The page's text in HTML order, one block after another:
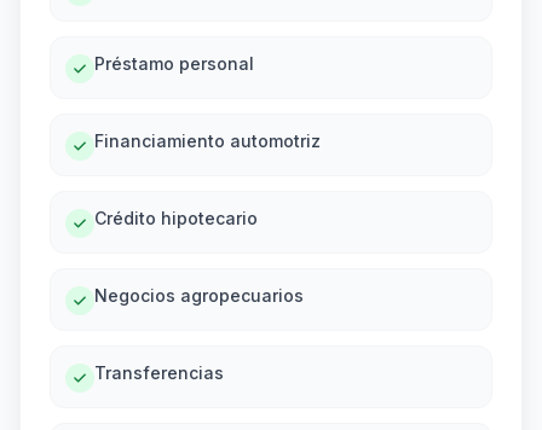
Préstamo personal
Financiamiento automotriz
Crédito hipotecario
Negocios agropecuarios
Transferencias